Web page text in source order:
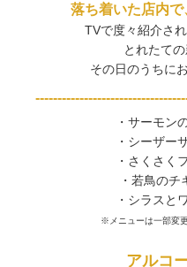
落ち着いた店内で
TVで度々紹介さ
とれたての
その日のうちに
・サーモ
・シー
・さくさ
・若鳥
・シラス
※メニューは一部変
アルコ